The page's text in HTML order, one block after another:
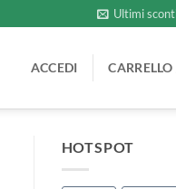
Ultimi
ACCEDI
HOTSPOT